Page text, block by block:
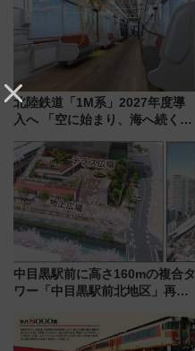
北陸鉄道「1M系」2027年度導
入へ 「空に始まり、海へ続く」
神秘的なデザイン
中目黒駅前に高さ160mの複合タ
ワー「中目黒駅前北地区」再開